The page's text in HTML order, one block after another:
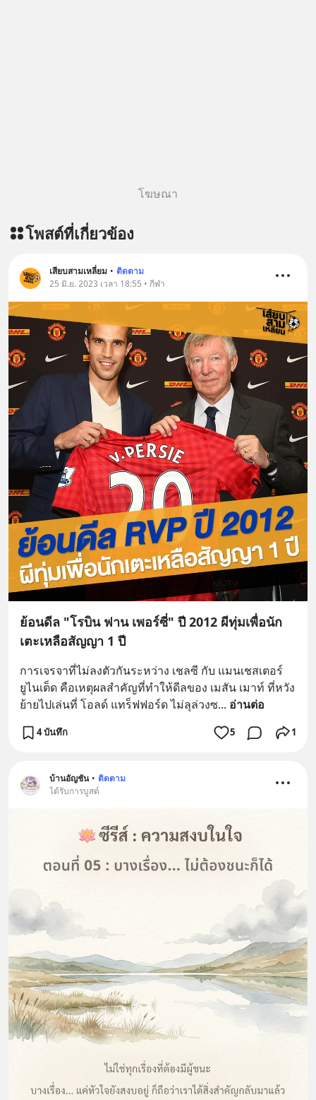
โฆษณา
โพสต์ที่เกี่ยวข้อง
เสียบสามเหลี่ยม • ติดตาม
25 มิ.ย. 2023 เวลา 18:55 • กีฬา
ย้อนดีล "โรบิน ฟาน เพอร์ซี่" ปี 2012 ผีทุ่มเพื่อนัก
เตะเหลือสัญญา 1 ปี
การเจรจาที่ไม่ลงตัวกันระหว่าง เชลซี กับ แมนเชสเตอร์
ยูไนเต็ด คือเหตุผลสำคัญที่ทำให้ดีลของ เมสัน เมาท์ ที่หวัง
ย้ายไปเล่นที่ โอลด์ แทร็ฟฟอร์ด ไม่ลุล่วงซ... อ่านต่อ
4 บันทึก 5 1
บ้านอัญชัน • ติดตาม
ได้รับการบูสต์